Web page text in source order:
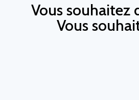
Vous souhaitez
Vous